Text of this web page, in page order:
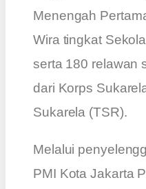
Menengah
Wira tingkat
serta 180 relawan
dari Korps
Sukarela (TSR).
Melalui
PMI Kota Jakarta